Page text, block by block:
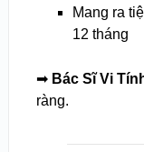
Mang ra
12 tháng
➡ Bác Sĩ Vi
ràng.